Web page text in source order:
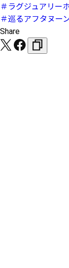
＃ラグジュアリー
＃巡るアフタヌー
Share